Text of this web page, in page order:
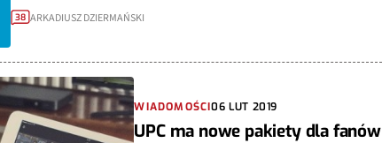
38 ARKADIUSZ DZIERMAŃSKI
WIADOMOŚCI06 LUT 2019
UPC ma nowe pakiety dla fanów